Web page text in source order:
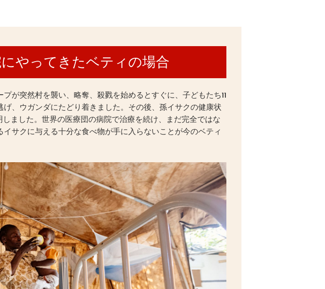
やってきたベティの場合
が突然村を襲い、略奪、殺戮を始めるとすぐに、子どもたち11
、ウガンダにたどり着きました。その後、孫イサクの健康状
ました。世界の医療団の病院で治療を続け、まだ完全ではな
サクに与える十分な食べ物が手に入らないことが今のベティ